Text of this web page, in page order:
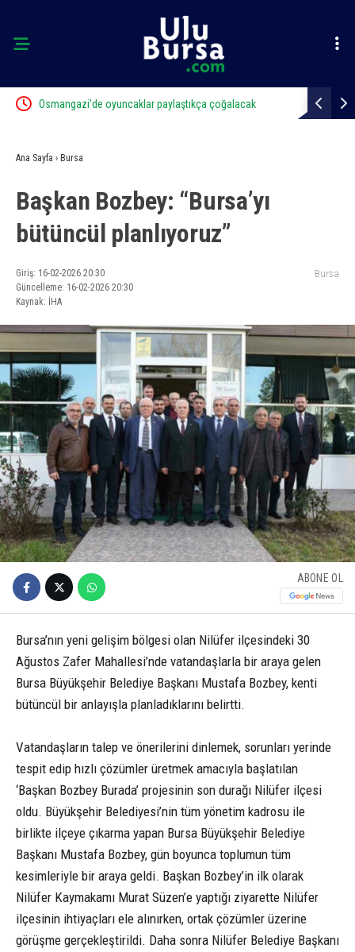
Osmangazi’de oyuncaklar paylaştıkça çoğalacak
Ana Sayfa › Bursa
Başkan Bozbey: “Bursa’yı
bütüncül planlıyoruz”
Giriş: 16-02-2026 20:30
Güncelleme: 16-02-2026 20:30
Kaynak: İHA
Bursa
ABONE OL
Bursa’nın yeni gelişim bölgesi olan Nilüfer ilçesindeki 30
Ağustos Zafer Mahallesi’nde vatandaşlarla bir araya gelen
Bursa Büyükşehir Belediye Başkanı Mustafa Bozbey, kenti
bütüncül bir anlayışla planladıklarını belirtti.
Vatandaşların talep ve önerilerini dinlemek, sorunları yerinde
tespit edip hızlı çözümler üretmek amacıyla başlatılan
‘Başkan Bozbey Burada’ projesinin son durağı Nilüfer ilçesi
oldu. Büyükşehir Belediyesi’nin tüm yönetim kadrosu ile
birlikte ilçeye çıkarma yapan Bursa Büyükşehir Belediye
Başkanı Mustafa Bozbey, gün boyunca toplumun tüm
kesimleriyle bir araya geldi. Başkan Bozbey’in ilk olarak
Nilüfer Kaymakamı Murat Süzen’e yaptığı ziyarette Nilüfer
ilçesinin ihtiyaçları ele alınırken, ortak çözümler üzerine
görüşme gerçekleştirildi. Daha sonra Nilüfer Belediye Başkanı